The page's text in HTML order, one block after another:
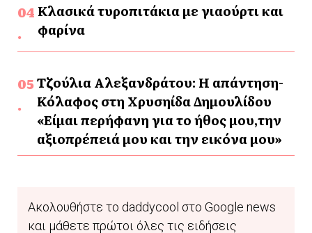
Κλασικά τυροπιτάκια με γιαούρτι και
φαρίνα
Τζούλια Αλεξανδράτου: Η απάντηση-
Κόλαφος στη Χρυσηίδα Δημουλίδου
«Είμαι περήφανη για το ήθος μου,την
αξιοπρέπειά μου και την εικόνα μου»
Ακολουθήστε το daddycool στο Google news
και μάθετε πρώτοι όλες τις ειδήσεις